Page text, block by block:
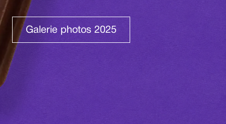
Galerie photos 2025